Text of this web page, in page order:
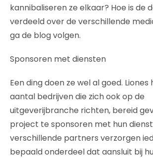
kannibaliseren ze elkaar? Hoe is de
verdeeld over de verschillende
ga de blog volgen.
Sponsoren met diensten
Een ding doen ze wel al goed.
aantal bedrijven die zich ook op de
uitgeverijbranche richten, bereid
project te sponsoren met hun
verschillende partners verzorgen
bepaald onderdeel dat aansluit bij